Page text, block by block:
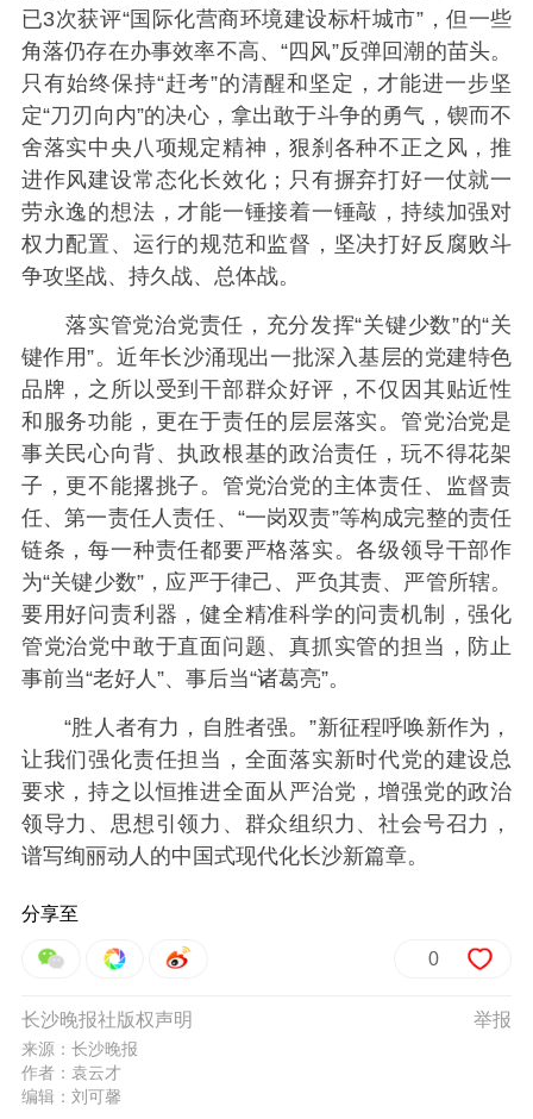
已3次获评“国际化营商环境建设标杆城市”，但一些
角落仍存在办事效率不高、“四风”反弹回潮的苗头。
只有始终保持“赶考”的清醒和坚定，才能进一步坚
定“刀刃向内”的决心，拿出敢于斗争的勇气，锲而不
舍落实中央八项规定精神，狠刹各种不正之风，推
进作风建设常态化长效化；只有摒弃打好一仗就一
劳永逸的想法，才能一锤接着一锤敲，持续加强对
权力配置、运行的规范和监督，坚决打好反腐败斗
争攻坚战、持久战、总体战。
落实管党治党责任，充分发挥“关键少数”的“关
键作用”。近年长沙涌现出一批深入基层的党建特色
品牌，之所以受到干部群众好评，不仅因其贴近性
和服务功能，更在于责任的层层落实。管党治党是
事关民心向背、执政根基的政治责任，玩不得花架
子，更不能撂挑子。管党治党的主体责任、监督责
任、第一责任人责任、“一岗双责”等构成完整的责任
链条，每一种责任都要严格落实。各级领导干部作
为“关键少数”，应严于律己、严负其责、严管所辖。
要用好问责利器，健全精准科学的问责机制，强化
管党治党中敢于直面问题、真抓实管的担当，防止
事前当“老好人”、事后当“诸葛亮”。
“胜人者有力，自胜者强。”新征程呼唤新作为，
让我们强化责任担当，全面落实新时代党的建设总
要求，持之以恒推进全面从严治党，增强党的政治
领导力、思想引领力、群众组织力、社会号召力，
谱写绚丽动人的中国式现代化长沙新篇章。
分享至
0
举报
长沙晚报社版权声明
来源：长沙晚报
作者：袁云才
编辑：刘可馨